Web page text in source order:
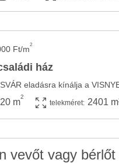
Ft/m2
ház
m
2
telekméret: 2401
vevőt vagy